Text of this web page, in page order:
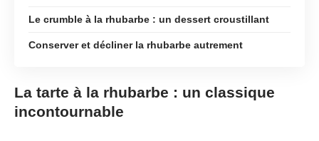
Le crumble à la rhubarbe : un dessert croustillant
Conserver et décliner la rhubarbe autrement
La tarte à la rhubarbe : un classique
incontournable